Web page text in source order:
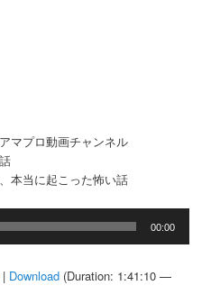
マプロ動画チャンネル
本当に起こった怖い話
00:00
| Download (Duration: 1:41:10 —